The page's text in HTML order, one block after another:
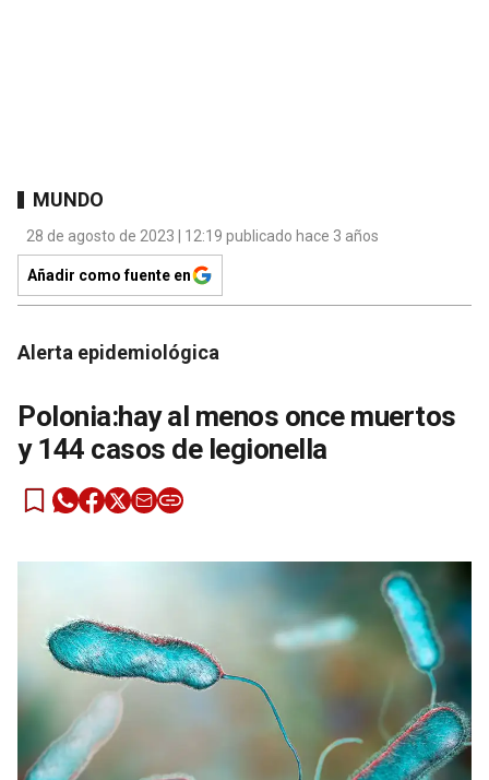
MUNDO
28 de agosto de 2023 | 12:19 publicado hace 3 años
Añadir como fuente en
Alerta epidemiológica
Polonia:hay al menos once muertos
y 144 casos de legionella